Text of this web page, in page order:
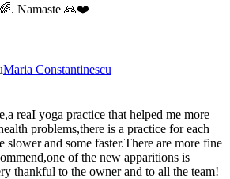
Namaste 🙏❤️
Maria Constantinescu
reaI yoga practice that helped me more
problems,there is a practice for each
slower and some faster.There are more fine
of the new apparitions is
thankful to the owner and to all the team!